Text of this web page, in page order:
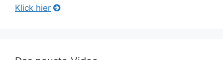
Klick hier